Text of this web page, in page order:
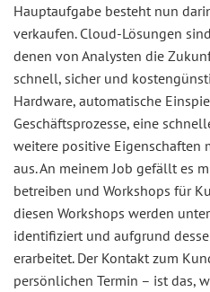
Hauptaufgabe besteht nun
verkaufen. Cloud-Lösungen
denen von Analysten die
schnell, sicher und
Hardware, automatische
Geschäftsprozesse, eine
weitere positive Eigenschaften
aus. An meinem Job gefällt es
betreiben und Workshops für
diesen Workshops werden
identifiziert und aufgrund
erarbeitet. Der Kontakt zum
persönlichen Termin – ist das,